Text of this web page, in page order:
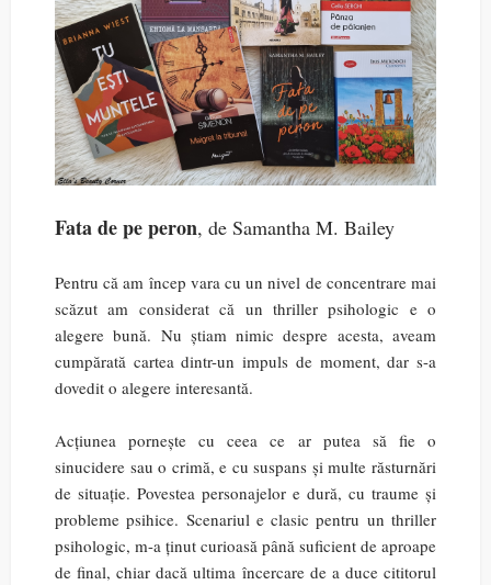
Fata de pe peron, de Samantha M. Bailey
Pentru că am încep vara cu un nivel de concentrare mai
scăzut am considerat că un thriller psihologic e o
alegere bună. Nu știam nimic despre acesta, aveam
cumpărată cartea dintr-un impuls de moment, dar s-a
dovedit o alegere interesantă.
Acțiunea pornește cu ceea ce ar putea să fie o
sinucidere sau o crimă, e cu suspans și multe răsturnări
de situație. Povestea personajelor e dură, cu traume și
probleme psihice. Scenariul e clasic pentru un thriller
psihologic, m-a ținut curioasă până suficient de aproape
de final, chiar dacă ultima încercare de a duce cititorul